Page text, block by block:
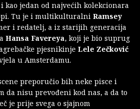
kao jedan od najvećih kolekcionara
Tu je i multikulturalni Ramsey
i redatelj, a iz starijih generacija
Hansa Favereya, koji je bio suprug
pjesnikinje Lele Zečković
u Amsterdamu.
preporučio bih neke pisce i
da nisu prevođeni kod nas, a da to
je prije svega o sjajnom